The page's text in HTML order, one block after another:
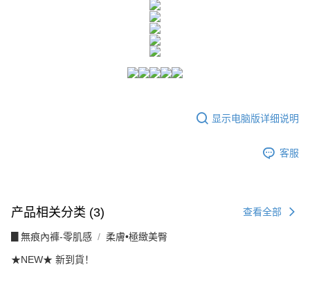
繳費期限，為商家向您請款的時間，再加上使用AFTEE可延長的天數所計算
出。使用AFTEE下訂可以延長您收到商品前的繳費天數，但無法保證一定能
夠在期限內收到商品(例如:預購商品或預計到貨時間較長者)。因此無論收到
商品與否，仍需要請您在AFTEE規定的時間內完成繳費。
AFTEE 於本服務必要服務範圍內運用。關於 AFTEE 對於個人資料之蒐集、
處理、利用，詳參 AFTEE 官網之『個人資料蒐集、處理及利用告知聲明』
（https://aftee.tw/privacypolicy/）。
若款項超過繳費期限，將根據當次的金額加收年利率 16% 的逾期滯納金。
每笔NT$80，满NT$1,500(含以上)免运费
每笔NT$80，满NT$1,500(含以上)免运费
显示电脑版详细说明
客服
产品相关分类 (3) 查看全部
▊無痕內褲-零肌感 柔膚•極緻美臀
★NEW★ 新到貨！